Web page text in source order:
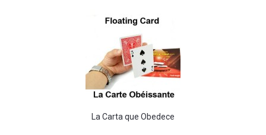
La Carta que Obedece